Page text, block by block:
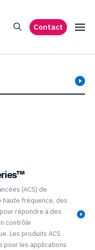
Contact
(ACS) de
fréquence, des
répondre à des
contrôle
Les produits ACS
pour les applications